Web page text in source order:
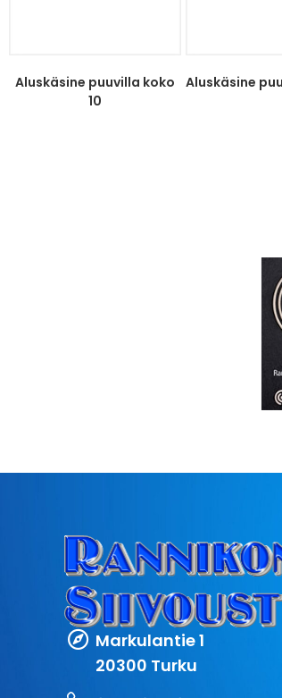
Aluskäsine puuvilla koko
10
Aluskäsine
Markulantie 1
20300 Turku